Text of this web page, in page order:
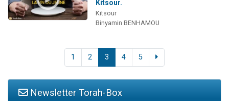
Kitsour.
Kitsour
Binyamin BENHAMOU
1 2 3 4 5
Newsletter Torah-Box